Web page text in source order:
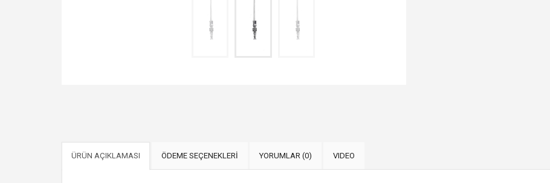
ÜRÜN AÇIKLAMASI ÖDEME SEÇENEKLERİ YORUMLAR (0) VIDEO